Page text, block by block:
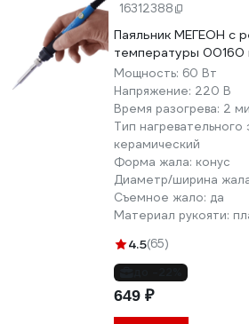
16312388
Паяльник МЕГЕОН с
температуры
Мощность: 60 Вт
Напряжение: 220 В
Время разогрева: 2
Тип нагревательного
керамический
Форма жала: конус
Диаметр/ширина
Съемное жало: да
Материал рукояти:
4.5(65)
649 ₽